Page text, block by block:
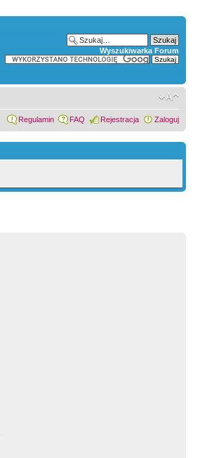
Wyszukiwarka Forum
Regulamin FAQ Rejestracja Zaloguj